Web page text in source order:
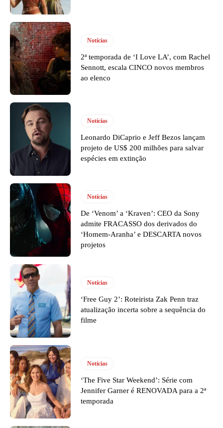
Notícias
2ª temporada de ‘I Love LA’, com Rachel
Sennott, escala CINCO novos membros
ao elenco
Notícias
Leonardo DiCaprio e Jeff Bezos lançam
projeto de US$ 200 milhões para salvar
espécies em extinção
Notícias
De ‘Venom’ a ‘Kraven’: CEO da Sony
admite FRACASSO dos derivados do
‘Homem-Aranha’ e DESCARTA novos
projetos
Notícias
‘Free Guy 2’: Roteirista Zak Penn traz
atualização incerta sobre a sequência do
filme
Notícias
‘The Five Star Weekend’: Série com
Jennifer Garner é RENOVADA para a 2ª
temporada